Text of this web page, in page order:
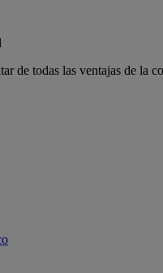
de todas las ventajas de la